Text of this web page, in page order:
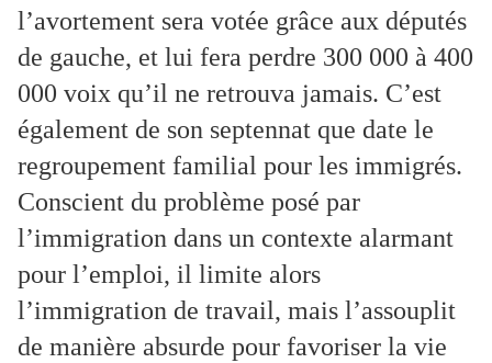
l’avortement sera votée grâce aux députés
de gauche, et lui fera perdre 300 000 à 400
000 voix qu’il ne retrouva jamais. C’est
également de son septennat que date le
regroupement familial pour les immigrés.
Conscient du problème posé par
l’immigration dans un contexte alarmant
pour l’emploi, il limite alors
l’immigration de travail, mais l’assouplit
de manière absurde pour favoriser la vie